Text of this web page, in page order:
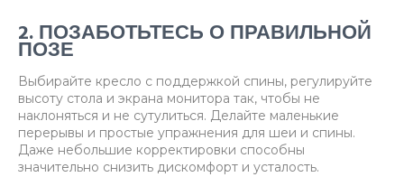
2. ПОЗАБОТЬТЕСЬ О ПРАВИЛЬНОЙ
ПОЗЕ
Выбирайте кресло с поддержкой спины, регулируйте
высоту стола и экрана монитора так, чтобы не
наклоняться и не сутулиться. Делайте маленькие
перерывы и простые упражнения для шеи и спины.
Даже небольшие корректировки способны
значительно снизить дискомфорт и усталость.